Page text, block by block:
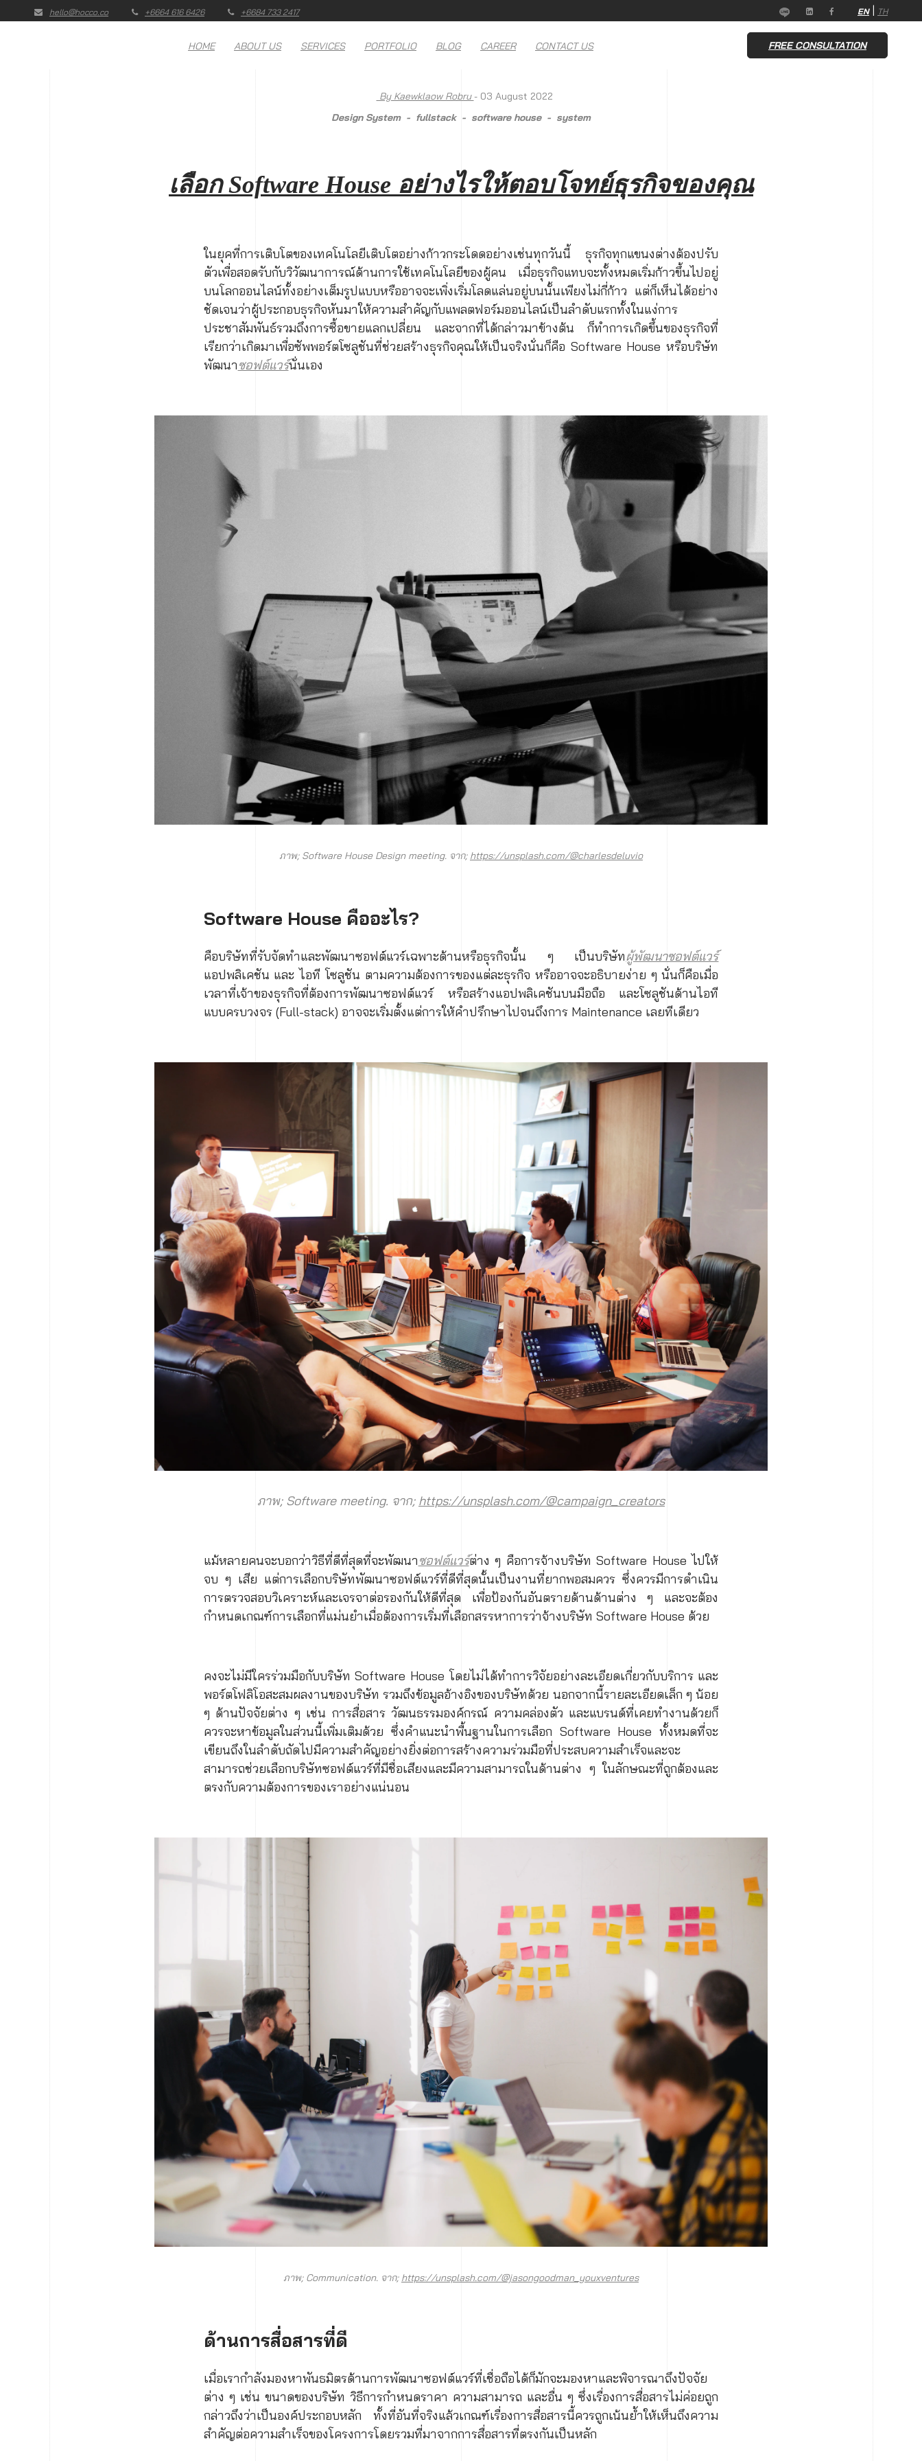
hello@hocco.co +6664 616 6426 +6684 733 2417 EN TH
HOME ABOUT US SERVICES PORTFOLIO BLOG CAREER CONTACT US FREE CONSULTATION
By Kaewklaow Robru- 03 August 2022
Design System
fullstack software house system
เลือก Software House อย่างไรให้ตอบโจทย์ธุรกิจของคุณ
ในยุคที่การเติบโตของเทคโนโลยีเติบโตอย่างก้าวกระโดดอย่างเช่นทุกวันนี้ ธุรกิจทุกแขนงต่างต้องปรับ
ตัวเพื่อสอดรับกับวิวัฒนาการณ์ด้านการใช้เทคโนโลยีของผู้คน เมื่อธุรกิจแทบจะทั้งหมดเริ่มก้าวขึ้นไปอยู่
บนโลกออนไลน์ทั้งอย่างเต็มรูปแบบหรืออาจจะเพิ่งเริ่มโลดแล่นอยู่บนนั้นเพียงไม่กี่ก้าว แต่ก็เห็นได้อย่าง
ชัดเจนว่าผู้ประกอบธุรกิจหันมาให้ความสำคัญกับแพลตฟอร์มออนไลน์เป็นลำดับแรกทั้งในแง่การ
ประชาสัมพันธ์รวมถึงการซื้อขายแลกเปลี่ยน และจากที่ได้กล่าวมาข้างต้น ก็ทำการเกิดขึ้นของธุรกิจที่
เรียกว่าเกิดมาเพื่อซัพพอร์ตโซลูชันที่ช่วยสร้างธุรกิจคุณให้เป็นจริงนั่นก็คือ Software House หรือบริษัท
พัฒนาซอฟต์แวร์นั่นเอง
ภาพ; Software House Design meeting. จาก; https://unsplash.com/@charlesdeluvio
Software House คืออะไร?
คือบริษัทที่รับจัดทำและพัฒนาซอฟต์แวร์เฉพาะด้านหรือธุรกิจนั้น ๆ เป็นบริษัทผู้พัฒนาซอฟต์แวร์
แอปพลิเคชัน และ ไอที โซลูชัน ตามความต้องการของแต่ละธุรกิจ หรืออาจจะอธิบายง่าย ๆ นั่นก็คือเมื่อ
เวลาที่เจ้าของธุรกิจที่ต้องการพัฒนาซอฟต์แวร์ หรือสร้างแอปพลิเคชันบนมือถือ และโซลูชันด้านไอที
แบบครบวงจร (Full-stack) อาจจะเริ่มตั้งแต่การให้คำปรึกษาไปจนถึงการ Maintenance เลยทีเดียว
ภาพ; Software meeting. จาก; https://unsplash.com/@campaign_creators
แม้หลายคนจะบอกว่าวิธีที่ดีที่สุดที่จะพัฒนาซอฟต์แวร์ต่าง ๆ คือการจ้างบริษัท Software House ไปให้
จบ ๆ เสีย แต่การเลือกบริษัทพัฒนาซอฟต์แวร์ที่ดีที่สุดนั้นเป็นงานที่ยากพอสมควร ซึ่งควรมีการดำเนิน
การตรวจสอบวิเคราะห์และเจรจาต่อรองกันให้ดีที่สุด เพื่อป้องกันอันตรายด้านด้านต่าง ๆ และจะต้อง
กำหนดเกณฑ์การเลือกที่แม่นยำเมื่อต้องการเริ่มที่เลือกสรรหาการว่าจ้างบริษัท Software House ด้วย
คงจะไม่มีใครร่วมมือกับบริษัท Software House โดยไม่ได้ทำการวิจัยอย่างละเอียดเกี่ยวกับบริการ และ
พอร์ตโฟลิโอสะสมผลงานของบริษัท รวมถึงข้อมูลอ้างอิงของบริษัทด้วย นอกจากนี้รายละเอียดเล็ก ๆ น้อย
ๆ ด้านปัจจัยต่าง ๆ เช่น การสื่อสาร วัฒนธรรมองค์กรณ์ ความคล่องตัว และแบรนด์ที่เคยทำงานด้วยก็
ควรจะหาข้อมูลในส่วนนี้เพิ่มเติมด้วย ซึ่งคำแนะนำพื้นฐานในการเลือก Software House ทั้งหมดที่จะ
เขียนถึงในลำดับถัดไปมีความสำคัญอย่างยิ่งต่อการสร้างความร่วมมือที่ประสบความสำเร็จและจะ
สามารถช่วยเลือกบริษัทซอฟต์แวร์ที่มีชื่อเสียงและมีความสามารถในด้านต่าง ๆ ในลักษณะที่ถูกต้องและ
ตรงกับความต้องการของเราอย่างแน่นอน
ภาพ; Communication. จาก; https://unsplash.com/@jasongoodman_youxventures
ด้านการสื่อสารที่ดี
เมื่อเรากำลังมองหาพันธมิตรด้านการพัฒนาซอฟต์แวร์ที่เชื่อถือได้ก็มักจะมองหาและพิจารณาถึงปัจจัย
ต่าง ๆ เช่น ขนาดของบริษัท วิธีการกำหนดราคา ความสามารถ และอื่น ๆ ซึ่งเรื่องการสื่อสารไม่ค่อยถูก
กล่าวถึงว่าเป็นองค์ประกอบหลัก ทั้งที่อันที่จริงแล้วเกณฑ์เรื่องการสื่อสารนี้ควรถูกเน้นย้ำให้เห็นถึงความ
สำคัญต่อความสำเร็จของโครงการโดยรวมที่มาจากการสื่อสารที่ตรงกันเป็นหลัก